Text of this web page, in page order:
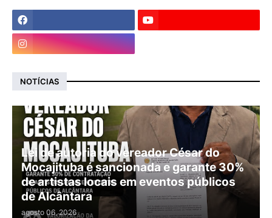
NOTÍCIAS
Lei de autoria do vereador César do
Mocajituba é sancionada e garante 30%
de artistas locais em eventos públicos
de Alcântara
agosto 06, 2026